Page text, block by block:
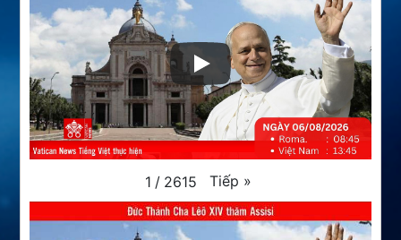
1 / 2615 Tiếp »